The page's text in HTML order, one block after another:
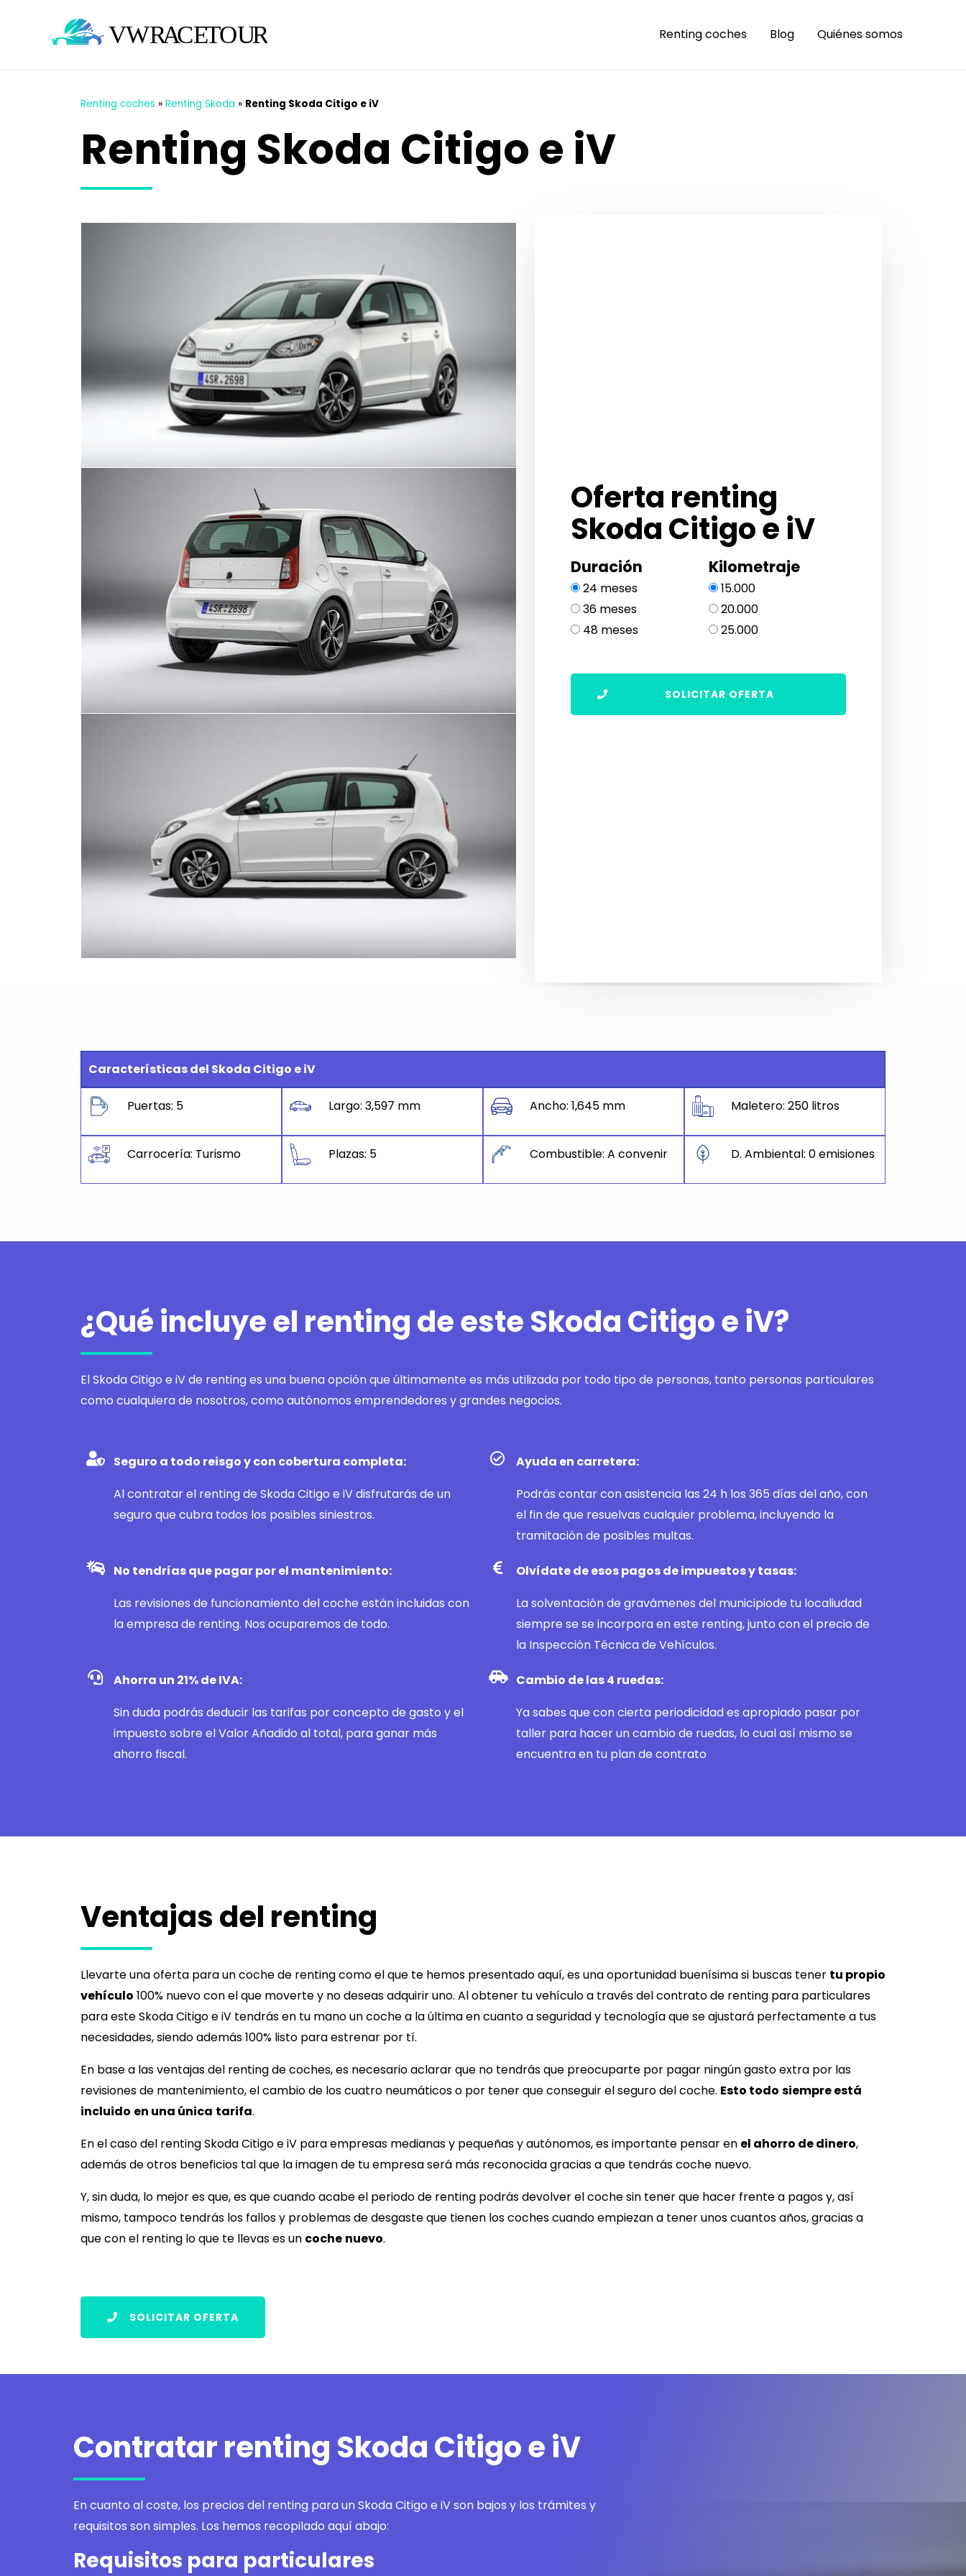
Renting coches Blog Quiénes somos
Renting coches » Renting Skoda » Renting Skoda Citigo e iV
Renting Skoda Citigo e iV
Oferta renting
Skoda Citigo e iV
Duración
24 meses
36 meses
48 meses
Kilometraje
15.000
20.000
25.000
SOLICITAR OFERTA
Características del Skoda Citigo e iV
Puertas: 5 Largo: 3,597 mm Ancho: 1,645 mm Maletero: 250 litros
Carrocería: Turismo Plazas: 5 Combustible: A convenir D. Ambiental: 0 emisiones
¿Qué incluye el renting de este Skoda Citigo e iV?
El Skoda Citigo e iV de renting es una buena opción que últimamente es más utilizada por todo tipo de personas, tanto personas particulares
como cualquiera de nosotros, como autónomos emprendedores y grandes negocios.
Seguro a todo reisgo y con cobertura completa:
Al contratar el renting de Skoda Citigo e iV disfrutarás de un
seguro que cubra todos los posibles siniestros.
Ayuda en carretera:
Podrás contar con asistencia las 24 h los 365 días del año, con
el fin de que resuelvas cualquier problema, incluyendo la
tramitación de posibles multas.
No tendrías que pagar por el mantenimiento:
Las revisiones de funcionamiento del coche están incluidas con
la empresa de renting. Nos ocuparemos de todo.
Olvídate de esos pagos de impuestos y tasas:
La solventación de gravámenes del municipiode tu localiudad
siempre se se incorpora en este renting, junto con el precio de
la Inspección Técnica de Vehículos.
Ahorra un 21% de IVA:
Sin duda podrás deducir las tarifas por concepto de gasto y el
impuesto sobre el Valor Añadido al total, para ganar más
ahorro fiscal.
Cambio de las 4 ruedas:
Ya sabes que con cierta periodicidad es apropiado pasar por
taller para hacer un cambio de ruedas, lo cual así mismo se
encuentra en tu plan de contrato
Ventajas del renting
Llevarte una oferta para un coche de renting como el que te hemos presentado aquí, es una oportunidad buenísima si buscas tener tu propio
vehículo 100% nuevo con el que moverte y no deseas adquirir uno. Al obtener tu vehículo a través del contrato de renting para particulares
para esteSkoda Citigo e iV tendrás en tu mano un coche a la última en cuanto a seguridad y tecnología que se ajustará perfectamente a tus
necesidades, siendo además 100% listo para estrenar por tí.
En base a las ventajas del renting de coches, es necesario aclarar que no tendrás que preocuparte por pagar ningún gasto extra por las
revisiones de mantenimiento, el cambio de los cuatro neumáticos o por tener que conseguir el seguro del coche. Esto todo siempre está
incluido en una única tarifa.
En el caso del rentingSkoda Citigo e iV para empresas medianas y pequeñas y autónomos, es importante pensar en el ahorro de dinero,
además de otros beneficios tal que la imagen de tu empresa será más reconocida gracias a que tendrás coche nuevo.
Y, sin duda, lo mejor es que, es que cuando acabe el periodo de renting podrás devolver el coche sin tener que hacer frente a pagos y, así
mismo, tampoco tendrás los fallos y problemas de desgaste que tienen los coches cuando empiezan a tener unos cuantos años, gracias a
que con el renting lo que te llevas es un coche nuevo.
SOLICITAR OFERTA
Contratar renting Skoda Citigo e iV
En cuanto al coste, los precios del renting para un Skoda Citigo e iV son bajos y los trámites y
requisitos son simples. Los hemos recopilado aquí abajo:
Requisitos para particulares